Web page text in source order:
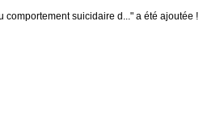
comportement suicidaire d..." a été ajoutée !